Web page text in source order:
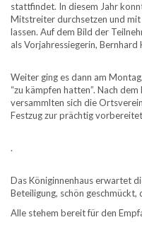
stattfindet. In diesem Jahr
Mitstreiter durchsetzen und mit
lassen. Auf dem Bild der
als Vorjahressiegerin, Bernhard
Weiter ging es dann am
“zu kämpfen hatten”. Nach
versammlten sich die
Festzug zur prächtig
.
Das Königinnenhaus erwartet
Beteiligung, schön geschmückt,
Alle stehem bereit für den